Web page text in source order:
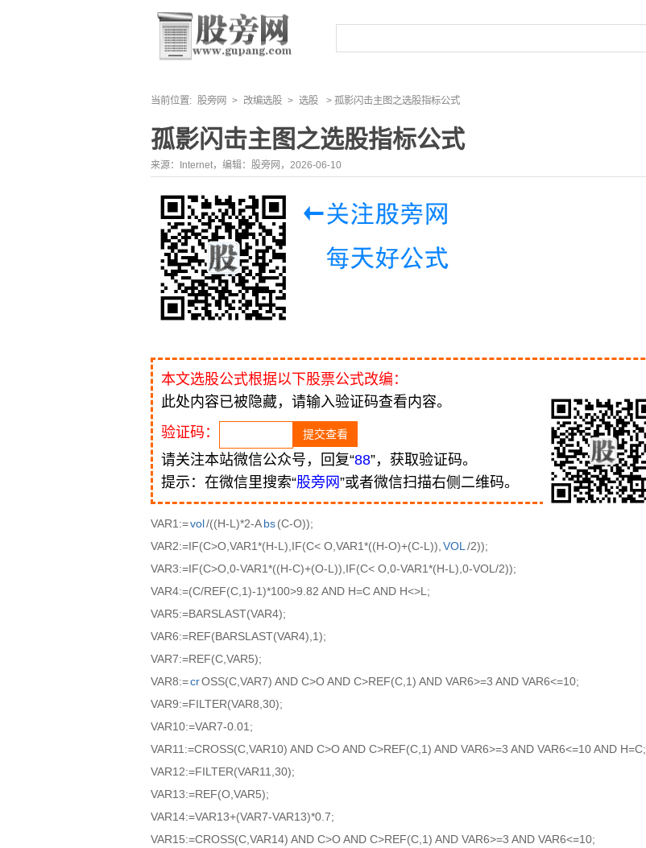
当前位置: 股旁网 > 改编选股 > 选股 > 孤影闪击主图之选股指标公式
孤影闪击主图之选股指标公式
来源：Internet，编辑：股旁网，2026-06-10
本文选股公式根据以下股票公式改编：
此处内容已被隐藏，请输入验证码查看内容。
验证码：
请关注本站微信公众号，回复“88”，获取验证码。
提示：在微信里搜索“股旁网”或者微信扫描右侧二维码。
VAR1:=vol/((H-L)*2-Abs(C-O));
VAR2:=IF(C>O,VAR1*(H-L),IF(C< O,VAR1*((H-O)+(C-L)), VOL /2));
VAR3:=IF(C>O,0-VAR1*((H-C)+(O-L)),IF(C< O,0-VAR1*(H-L),0-VOL/2));
VAR4:=(C/REF(C,1)-1)*100>9.82 AND H=C AND H<>L;
VAR5:=BARSLAST(VAR4);
VAR6:=REF(BARSLAST(VAR4),1);
VAR7:=REF(C,VAR5);
VAR8:=crOSS(C,VAR7) AND C>O AND C>REF(C,1) AND VAR6>=3 AND VAR6<=10;
VAR9:=FILTER(VAR8,30);
VAR10:=VAR7-0.01;
VAR11:=CROSS(C,VAR10) AND C>O AND C>REF(C,1) AND VAR6>=3 AND VAR6<=10 AND H=C;
VAR12:=FILTER(VAR11,30);
VAR13:=REF(O,VAR5);
VAR14:=VAR13+(VAR7-VAR13)*0.7;
VAR15:=CROSS(C,VAR14) AND C>O AND C>REF(C,1) AND VAR6>=3 AND VAR6<=10;